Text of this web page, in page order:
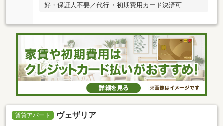
好・保証人不要／代行 ・初期費用カード決済可
賃貸アパート ヴェザリア